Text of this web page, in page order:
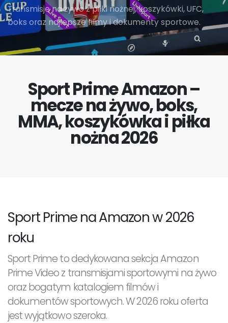
Transmisje na żywo z piłki nożnej, koszykówki, UFC,
boks oraz najlepsze filmy i dokumenty sportowe.
Sport Prime Amazon –
mecze na żywo, boks,
MMA, koszykówka i piłka
nożna 2026
Sport Prime na Amazon w 2026
roku
Sport Prime to dedykowana sekcja Amazon
Prime Video z transmisjami sportowymi na żywo
oraz bogatym katalogiem filmów i
dokumentów sportowych. W 2026 roku oferta
jest wyjątkowo szeroka.